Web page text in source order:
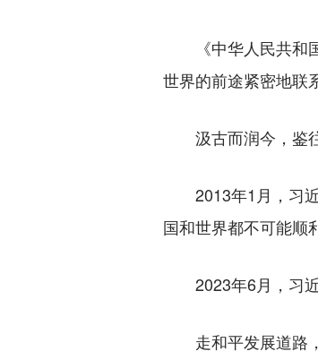
《中华人民共和国
世界的前途紧密地联
汲古而润今，鉴往
2013年1月，习近
国和世界都不可能顺
2023年6月，习近
走和平发展道路，